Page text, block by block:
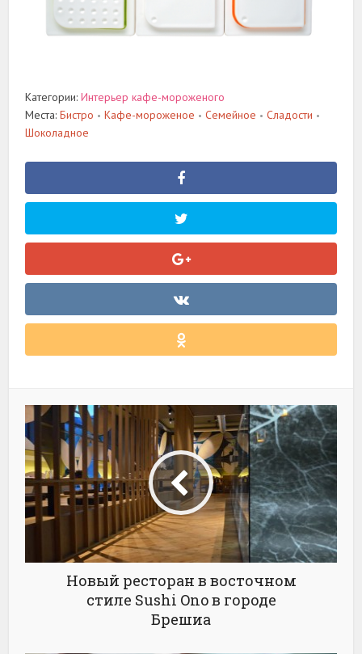
Категории:Интерьер кафе-мороженого
Места:Бистро • Кафе-мороженое • Семейное • Сладости •
Шоколадное
Новый ресторан в восточном
стиле Sushi Ono в городе
Брешиа